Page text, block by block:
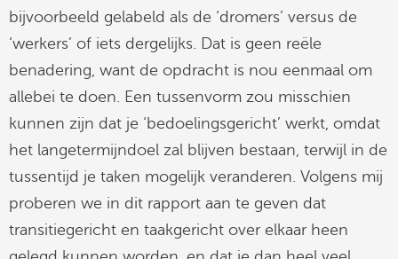
bijvoorbeeld gelabeld als de ‘dromers’ versus de
‘werkers’ of iets dergelijks. Dat is geen reële
benadering, want de opdracht is nou eenmaal om
allebei te doen. Een tussenvorm zou misschien
kunnen zijn dat je ‘bedoelingsgericht’ werkt, omdat
het langetermijndoel zal blijven bestaan, terwijl in de
tussentijd je taken mogelijk veranderen. Volgens mij
proberen we in dit rapport aan te geven dat
transitiegericht en taakgericht over elkaar heen